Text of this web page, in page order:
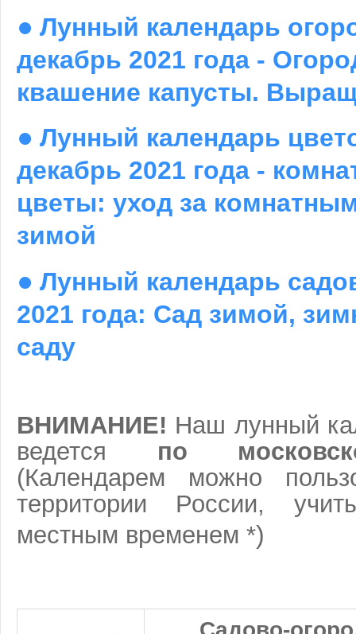
● Лунный календарь
декабрь 2021 года -
квашение капусты.
● Лунный календарь
декабрь 2021 года -
цветы: уход за
зимой
● Лунный календарь
2021 года: Сад зимой,
саду
ВНИМАНИЕ! Наш лунный
ведется по
(Календарем можно
территории России,
местным временем *)